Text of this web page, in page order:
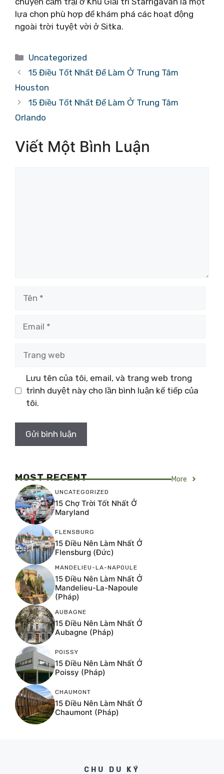
lựa chọn phù hợp để khám phá các hoạt động
ngoài trời tuyệt vời ở Sitka.
Danh
mục
Uncategorized
15 Điều Tốt Nhất Để Làm Ở Trung Tâm
Houston
15 Điều Tốt Nhất Để Làm Ở Trung Tâm
Orlando
Viết Một Bình Luận
Lưu tên của tôi, email, và trang web trong
trình duyệt này cho lần bình luận kế tiếp của
tôi.
MOST RECENT More
UNCATEGORIZED
15 Chợ Trời Tốt Nhất Ở
Maryland
FLENSBURG
15 Điều Nên Làm Nhất Ở
Flensburg (Đức)
MANDELIEU-LA-NAPOULE
15 Điều Nên Làm Nhất Ở
Mandelieu-La-Napoule
(Pháp)
AUBAGNE
15 Điều Nên Làm Nhất Ở
Aubagne (Pháp)
POISSY
15 Điều Nên Làm Nhất Ở
Poissy (Pháp)
CHAUMONT
15 Điều Nên Làm Nhất Ở
Chaumont (Pháp)
CHU DU KÝ